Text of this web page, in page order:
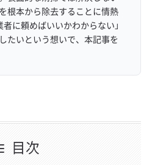
根本から除去することに情熱
に頼めばいいかわからない」
たいという想いで、本記事を
目次